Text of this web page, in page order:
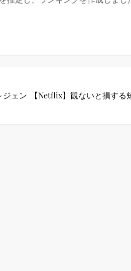
ジェン
【Netflix】観ないと損す